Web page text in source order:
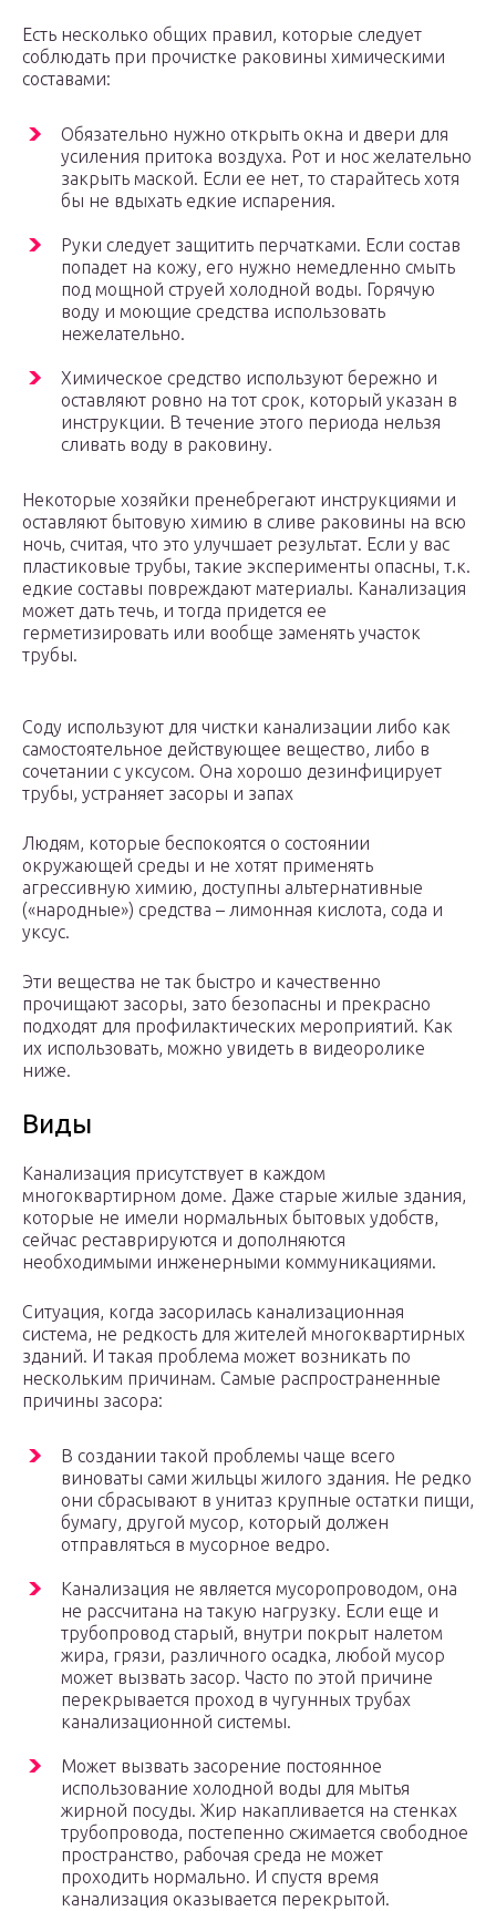
Есть несколько общих правил, которые следует
соблюдать при прочистке раковины химическими
составами:
Обязательно нужно открыть окна и двери для
усиления притока воздуха. Рот и нос желательно
закрыть маской. Если ее нет, то старайтесь хотя
бы не вдыхать едкие испарения.
Руки следует защитить перчатками. Если состав
попадет на кожу, его нужно немедленно смыть
под мощной струей холодной воды. Горячую
воду и моющие средства использовать
нежелательно.
Химическое средство используют бережно и
оставляют ровно на тот срок, который указан в
инструкции. В течение этого периода нельзя
сливать воду в раковину.
Некоторые хозяйки пренебрегают инструкциями и
оставляют бытовую химию в сливе раковины на всю
ночь, считая, что это улучшает результат. Если у вас
пластиковые трубы, такие эксперименты опасны, т.к.
едкие составы повреждают материалы. Канализация
может дать течь, и тогда придется ее
герметизировать или вообще заменять участок
трубы.
Соду используют для чистки канализации либо как
самостоятельное действующее вещество, либо в
сочетании с уксусом. Она хорошо дезинфицирует
трубы, устраняет засоры и запах
Людям, которые беспокоятся о состоянии
окружающей среды и не хотят применять
агрессивную химию, доступны альтернативные
(«народные») средства – лимонная кислота, сода и
уксус.
Эти вещества не так быстро и качественно
прочищают засоры, зато безопасны и прекрасно
подходят для профилактических мероприятий. Как
их использовать, можно увидеть в видеоролике
ниже.
Виды
Канализация присутствует в каждом
многоквартирном доме. Даже старые жилые здания,
которые не имели нормальных бытовых удобств,
сейчас реставрируются и дополняются
необходимыми инженерными коммуникациями.
Ситуация, когда засорилась канализационная
система, не редкость для жителей многоквартирных
зданий. И такая проблема может возникать по
нескольким причинам. Самые распространенные
причины засора:
В создании такой проблемы чаще всего
виноваты сами жильцы жилого здания. Не редко
они сбрасывают в унитаз крупные остатки пищи,
бумагу, другой мусор, который должен
отправляться в мусорное ведро.
Канализация не является мусоропроводом, она
не рассчитана на такую нагрузку. Если еще и
трубопровод старый, внутри покрыт налетом
жира, грязи, различного осадка, любой мусор
может вызвать засор. Часто по этой причине
перекрывается проход в чугунных трубах
канализационной системы.
Может вызвать засорение постоянное
использование холодной воды для мытья
жирной посуды. Жир накапливается на стенках
трубопровода, постепенно сжимается свободное
пространство, рабочая среда не может
проходить нормально. И спустя время
канализация оказывается перекрытой.